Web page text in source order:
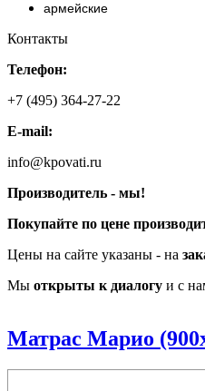
армейские
Контакты
Телефон:
+7 (495) 364-27-22
E-mail:
info@kpovati.ru
Производитель - мы!
Покупайте по цене
Цены на сайте указаны - на
Мы открыты к диалогу и с
Матрас Марио